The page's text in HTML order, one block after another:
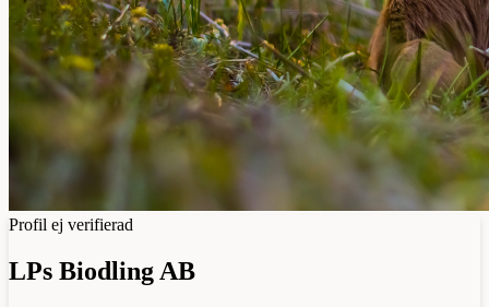
Profil ej verifierad
LPs Biodling AB